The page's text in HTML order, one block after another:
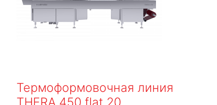
Термоформовочная линия